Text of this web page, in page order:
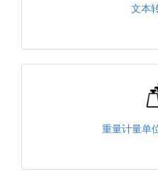
文本
重量计量单